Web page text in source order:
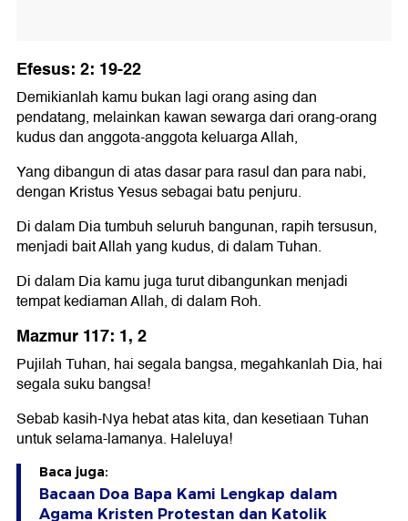
Efesus: 2: 19-22
Demikianlah kamu bukan lagi orang asing dan
pendatang, melainkan kawan sewarga dari orang-orang
kudus dan anggota-anggota keluarga Allah,
Yang dibangun di atas dasar para rasul dan para nabi,
dengan Kristus Yesus sebagai batu penjuru.
Di dalam Dia tumbuh seluruh bangunan, rapih tersusun,
menjadi bait Allah yang kudus, di dalam Tuhan.
Di dalam Dia kamu juga turut dibangunkan menjadi
tempat kediaman Allah, di dalam Roh.
Mazmur 117: 1, 2
Pujilah Tuhan, hai segala bangsa, megahkanlah Dia, hai
segala suku bangsa!
Sebab kasih-Nya hebat atas kita, dan kesetiaan Tuhan
untuk selama-lamanya. Haleluya!
Baca juga:
Bacaan Doa Bapa Kami Lengkap dalam
Agama Kristen Protestan dan Katolik